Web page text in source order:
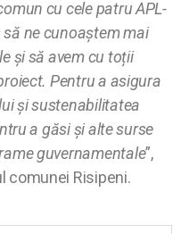
cu cele patru APL-
să ne cunoaștem mai
și să avem cu toții
Pentru a asigura
și sustenabilitatea
a găsi și alte surse
guvernamentale”,
comunei Risipeni.